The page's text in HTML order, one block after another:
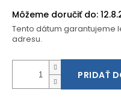
Môžeme doručiť do:
Tento dátum garantujeme
adresu.
PRIDAŤ